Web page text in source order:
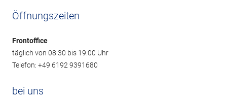
Öffnungszeiten
Frontoffice
täglich von 08:30 bis 19:00 Uhr
Telefon: +49 6192 9391680
bei uns